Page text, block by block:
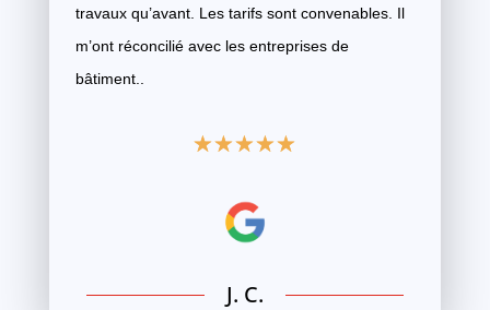
travaux qu’avant. Les tarifs sont convenables. Il
m’ont réconcilié avec les entreprises de
bâtiment..
☆☆☆☆☆
J. C.